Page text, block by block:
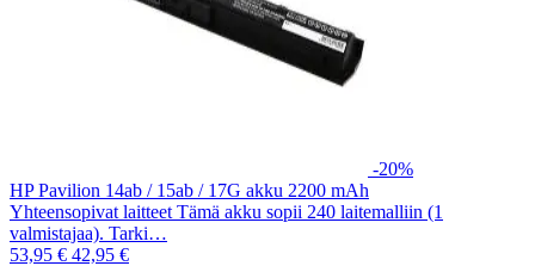
-20%
HP Pavilion 14ab / 15ab / 17G akku 2200 mAh
Yhteensopivat laitteet Tämä akku sopii 240 laitemalliin (1
valmistajaa). Tarki…
53,95 € 42,95 €